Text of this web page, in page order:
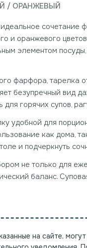
/ ОРАНЖЕВЫЙ
сочетание
и оранжевого
элементом
фарфора, тарелка
безупречный вид
горячих супов,
удобной для
как дома,
и подчеркнуть
не только для
баланс.
на сайте,